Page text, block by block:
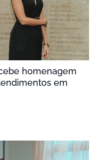
homenagem
em